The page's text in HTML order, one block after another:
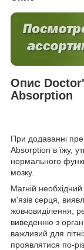
Опис
Absorption
При додаванні
Absorption в їжу,
нормального
мозку.
Магній
м'язів серця,
жовчовиділення,
виведенню з
важливий для
проявлятися по-